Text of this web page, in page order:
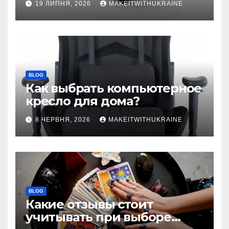
19 ЛИПНЯ, 2026 MAKEITWITHUKRAINE
BLOG
Как выбрать компьютерное
кресло для дома?
8 ЧЕРВНЯ, 2026 MAKEITWITHUKRAINE
BLOG
Какие отзывы стоит
учитывать при выборе